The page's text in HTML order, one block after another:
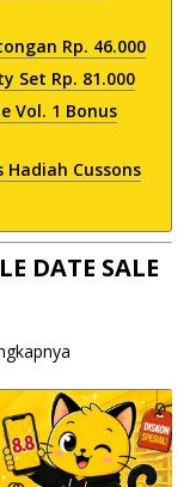
Rp. 46.000
Set Rp. 81.000
Vol. 1 Bonus
Cussons
DATE SALE